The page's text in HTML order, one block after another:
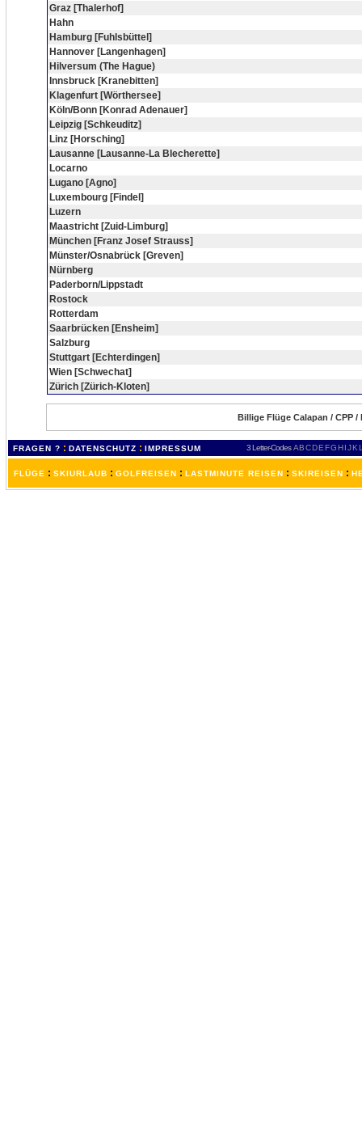
Graz [Thalerhof]
Hahn
Hamburg [Fuhlsbüttel]
Hannover [Langenhagen]
Hilversum (The Hague)
Innsbruck [Kranebitten]
Klagenfurt [Wörthersee]
Köln/Bonn [Konrad Adenauer]
Leipzig [Schkeuditz]
Linz [Horsching]
Lausanne [Lausanne-La Blecherette]
Locarno
Lugano [Agno]
Luxembourg [Findel]
Luzern
Maastricht [Zuid-Limburg]
München [Franz Josef Strauss]
Münster/Osnabrück [Greven]
Nürnberg
Paderborn/Lippstadt
Rostock
Rotterdam
Saarbrücken [Ensheim]
Salzburg
Stuttgart [Echterdingen]
Wien [Schwechat]
Zürich [Zürich-Kloten]
Billige Flüge Calapan / CPP
FRAGEN ? : DATENSCHUTZ : IMPRESSUM 3 Letter-Codes ABCDEFGH IJKL
FLÜGE : SKIURLAUB : GOLFREISEN : LASTMINUTE REISEN : SKIREISEN :